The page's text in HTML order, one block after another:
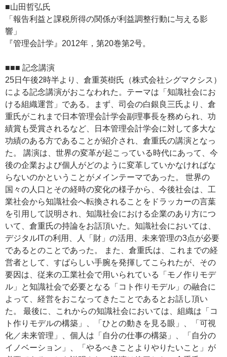
■山田哲弘氏
「報告利益と課税所得の関係が利益調整行動に与える影
響」
『管理会計学』2012年，第20巻第2号。
■■■ 記念講演
25日午後2時半より、倉重英樹氏（株式会社シグマクシス）
による記念講演がおこなわれた。テーマは「知識社会にお
ける組織運営」である。まず、司会の白銀良三氏より、倉
重氏がこれまで日本管理会計学会副理事長を務められ、功
績賞も受賞されるなど、日本管理会計学会に対して多大な
功績のある方であることが紹介され、倉重氏の講演となっ
た。 講演は、世界の変革が起こっている時代にあって、今
後の企業および個人がどのように変革していかなければな
らないのかということがメインテーマであった。 世界の
国々の人口とその経時の変化の様子から、今後社会は、工
業社会から知識社会へ転換されることをドラッカーの言葉
を引用して説明され、知識社会における企業のあり方につ
いて、倉重氏の持論をお話頂いた。知識社会においては、
デジタルITの利用、人「財」の活用、未来管理の3点が必要
であるとのことであった。 また、倉重氏は、これまでの経
営者として、すばらしい手腕を発揮してこられたが、その
要因は、従来の工業社会で用いられている「モノ作りモデ
ル」と知識社会で必要となる「コト作りモデル」の融合に
よって、経営をおこなってきたことであるとお話し頂い
た。 最後に、これからの知識社会においては、組織は「コ
ト作りモデルの構築」、「ひとの動きを見る眼」、「可視
化／未来管理」、個人は「自分の仕事の構築」、「自分の
イノベーション」、「やるべきことよりやりたいこと」が